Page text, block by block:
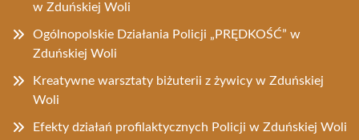
w Zduńskiej Woli
Ogólnopolskie Działania Policji „PRĘDKOŚĆ” w
Zduńskiej Woli
Kreatywne warsztaty biżuterii z żywicy w Zduńskiej
Woli
Efekty działań profilaktycznych Policji w Zduńskiej Woli